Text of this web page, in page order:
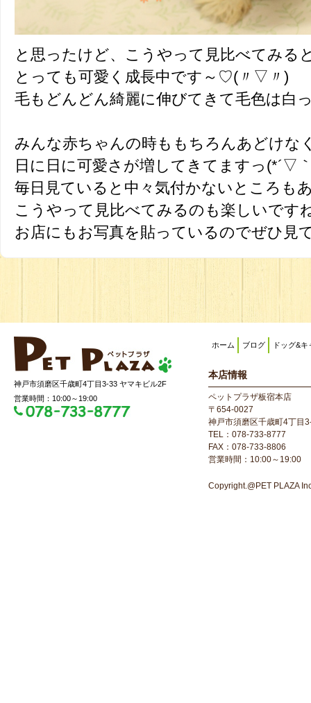
と思ったけど、こうやって見比べてみる
とっても可愛く成長中です～♡(〃▽〃)
毛もどんどん綺麗に伸びてきて毛色は白
みんな赤ちゃんの時ももちろんあどけな
日に日に可愛さが増してきてますっ(*´▽
毎日見ていると中々気付かないところも
こうやって見比べてみるのも楽しいです
お店にもお写真を貼っているのでぜひ見
神戸市須磨区千歳町4丁目3-33 ヤマキビル2F
営業時間：10:00～19:00
ホーム ブログ ドッグ&キ
本店情報
ペットプラザ板宿本店
〒654-0027
神戸市須磨区千歳町4丁目
TEL：078-733-8777
FAX：078-733-8806
営業時間：10:00～19:00
Copyright.@PET PLAZA